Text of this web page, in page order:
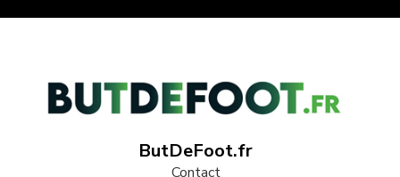
ButDeFoot.fr
Contact